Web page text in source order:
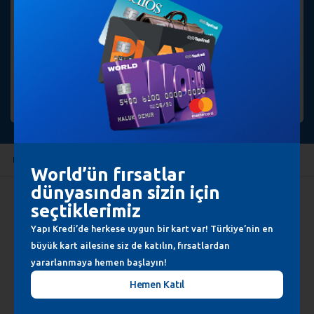
World’ün fırsatlar
dünyasından sizin için
seçtiklerimiz
Yapı Kredi’de herkese uygun bir kart var! Türkiye’nin en
büyük kart ailesine siz de katılın, fırsatlardan
yararlanmaya hemen başlayın!
Hemen Katıl
Bu sayfadaki bilgiler size yardımcı oldu mu?
Biraz Hayır
İlginizi Çekebilir
Emekli Promosyon
Uygulama Marketi
Vadesiz Mevduat
Sürdürülebilirlik
Haberler
İnsan Kaynakları